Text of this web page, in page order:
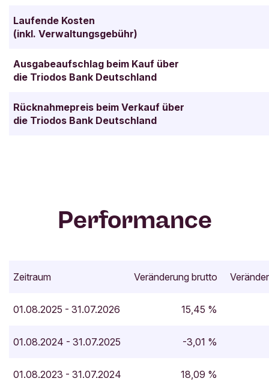
Laufende Kosten
(inkl. Verwaltungsgebühr)
Ausgabeaufschlag beim Kauf über
die Triodos Bank Deutschland
Rücknahmepreis beim Verkauf über
die Triodos Bank Deutschland
Performance
Zeitraum Veränderung brutto
01.08.2025 - 31.07.2026 15,45 %
01.08.2024 - 31.07.2025 -3,01 %
01.08.2023 - 31.07.2024 18,09 %